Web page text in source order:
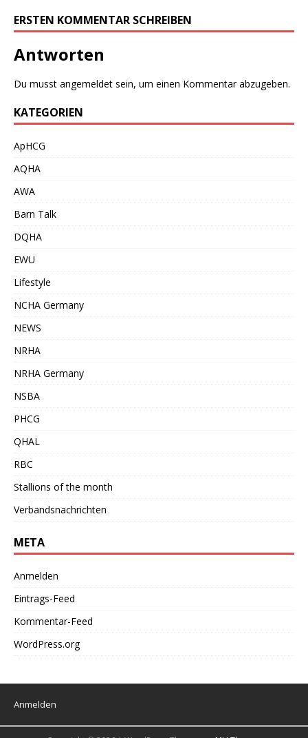
ERSTEN KOMMENTAR SCHREIBEN
Antworten
Du musst angemeldet sein, um einen Kommentar abzugeben.
KATEGORIEN
ApHCG
AQHA
AWA
Barn Talk
DQHA
EWU
Lifestyle
NCHA Germany
NEWS
NRHA
NRHA Germany
NSBA
PHCG
QHAL
RBC
Stallions of the month
Verbandsnachrichten
META
Anmelden
Eintrags-Feed
Kommentar-Feed
WordPress.org
Anmelden